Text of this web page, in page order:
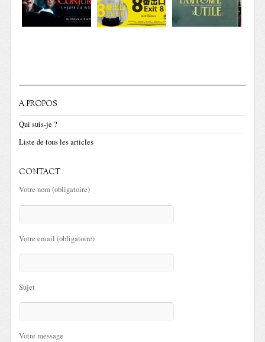
A PROPOS
Qui suis-je ?
Liste de tous les articles
CONTACT
Votre nom (obligatoire)
Votre email (obligatoire)
Sujet
Votre message